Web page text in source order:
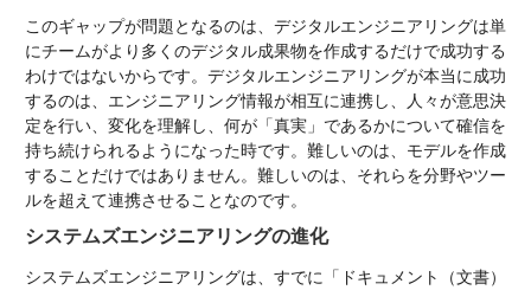
このギャップが問題となるのは、デジタルエンジニアリングは単
にチームがより多くのデジタル成果物を作成するだけで成功する
わけではないからです。デジタルエンジニアリングが本当に成功
するのは、エンジニアリング情報が相互に連携し、人々が意思決
定を行い、変化を理解し、何が「真実」であるかについて確信を
持ち続けられるようになった時です。難しいのは、モデルを作成
することだけではありません。難しいのは、それらを分野やツー
ルを超えて連携させることなのです。
システムズエンジニアリングの進化
システムズエンジニアリングは、すでに「ドキュメント（文書）